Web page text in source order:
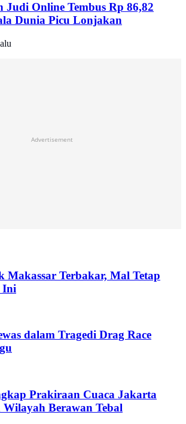
Judi Online Tembus Rp 86,82
Dunia Picu Lonjakan
Advertisement
Makassar Terbakar, Mal Tetap
Ini
dalam Tragedi Drag Race
Prakiraan Cuaca Jakarta
Wilayah Berawan Tebal